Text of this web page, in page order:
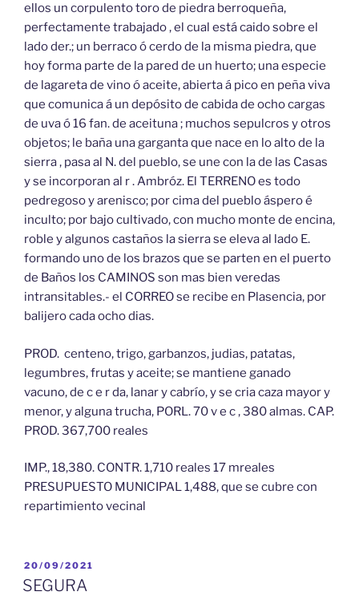
ellos un corpulento toro de piedra berroqueña,
perfectamente trabajado , el cual está caido sobre el
lado der.; un berraco ó cerdo de la misma piedra, que
hoy forma parte de la pared de un huerto; una especie
de lagareta de vino ó aceite, abierta á pico en peña viva
que comunica á un depósito de cabida de ocho cargas
de uva ó 16 fan. de aceituna ; muchos sepulcros y otros
objetos; le baña una garganta que nace en lo alto de la
sierra , pasa al N. del pueblo, se une con la de las Casas
y se incorporan al r . Ambróz. El TERRENO es todo
pedregoso y arenisco; por cima del pueblo áspero é
inculto; por bajo cultivado, con mucho monte de encina,
roble y algunos castaños la sierra se eleva al lado E.
formando uno de los brazos que se parten en el puerto
de Baños los CAMINOS son mas bien veredas
intransitables.- el CORREO se recibe en Plasencia, por
balijero cada ocho dias.
PROD. centeno, trigo, garbanzos, judias, patatas,
legumbres, frutas y aceite; se mantiene ganado
vacuno, de c e r da, lanar y cabrío, y se cria caza mayor y
menor, y alguna trucha, PORL. 70 v e c , 380 almas. CAP.
PROD. 367,700 reales
IMP., 18,380. CONTR. 1,710 reales 17 mreales
PRESUPUESTO MUNICIPAL 1,488, que se cubre con
repartimiento vecinal
PUBLICADO
EL
20/09/2021
SEGURA